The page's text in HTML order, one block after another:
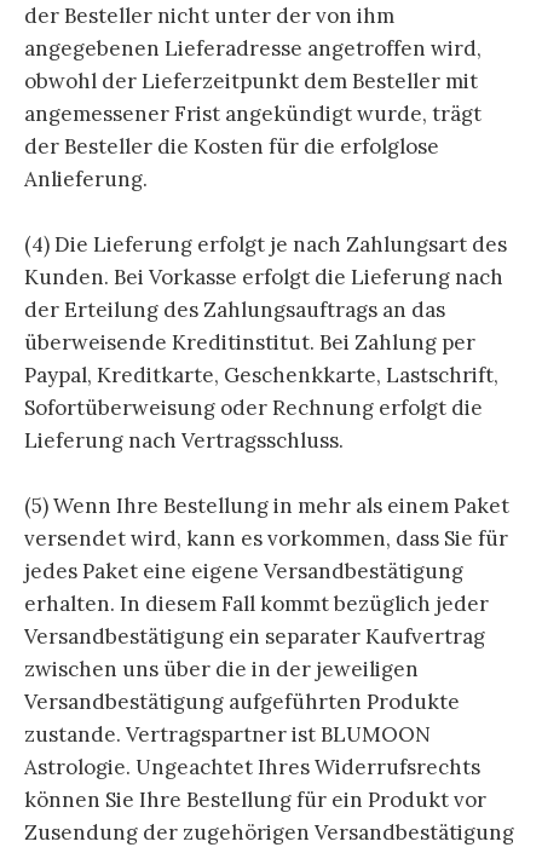
der Besteller nicht unter der von ihm
angegebenen Lieferadresse angetroffen wird,
obwohl der Lieferzeitpunkt dem Besteller mit
angemessener Frist angekündigt wurde, trägt
der Besteller die Kosten für die erfolglose
Anlieferung.
(4) Die Lieferung erfolgt je nach Zahlungsart des
Kunden. Bei Vorkasse erfolgt die Lieferung nach
der Erteilung des Zahlungsauftrags an das
überweisende Kreditinstitut. Bei Zahlung per
Paypal, Kreditkarte, Geschenkkarte, Lastschrift,
Sofortüberweisung oder Rechnung erfolgt die
Lieferung nach Vertragsschluss.
(5) Wenn Ihre Bestellung in mehr als einem Paket
versendet wird, kann es vorkommen, dass Sie für
jedes Paket eine eigene Versandbestätigung
erhalten. In diesem Fall kommt bezüglich jeder
Versandbestätigung ein separater Kaufvertrag
zwischen uns über die in der jeweiligen
Versandbestätigung aufgeführten Produkte
zustande. Vertragspartner ist BLUMOON
Astrologie. Ungeachtet Ihres Widerrufsrechts
können Sie Ihre Bestellung für ein Produkt vor
Zusendung der zugehörigen Versandbestätigung